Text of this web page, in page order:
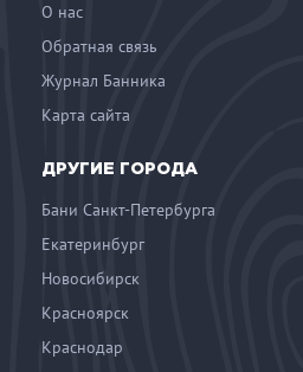
О нас
Обратная связь
Журнал Банника
Карта сайта
ДРУГИЕ ГОРОДА
Бани Санкт-Петербурга
Екатеринбург
Новосибирск
Красноярск
Краснодар